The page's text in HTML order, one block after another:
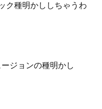
ク種明かししちゃうわ
ジョンの種明かし